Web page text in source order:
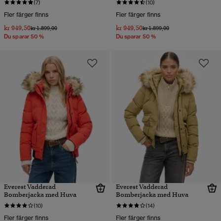
(7)
Fler färger finns
kr 949,50Pris reducerat från
kr 1.899,00till
Du sparar 50 %
(10)
Fler färger finns
kr 949,50Pris reducerat från
kr 1.899,00till
Du sparar 50 %
Everest Vadderad
Bomberjacka med Huva
(10)
Fler färger finns
Everest Vadderad
Bomberjacka med Huva
(14)
Fler färger finns